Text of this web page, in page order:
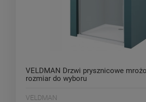
VELDMAN Drzwi prysznicowe
rozmiar do wyboru
VELDMAN